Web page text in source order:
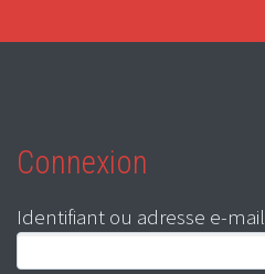
Connexion
Identifiant ou adresse e-mail